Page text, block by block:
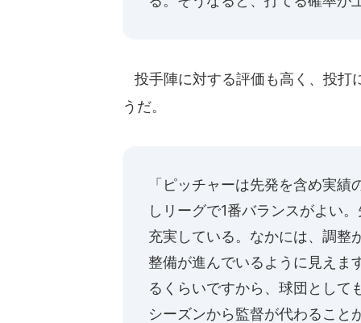
投手陣に対する評価も高く、投打
うだ。
「ピッチャーは先発を含め実
しリーグで1番バランスがよい
充実している。なかには、調整
整備が進んでいるように見えま
るくらいですから、球団として
シーズンから監督が代わること